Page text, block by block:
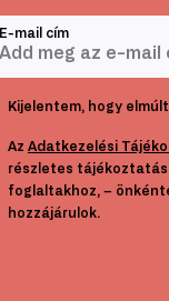
E-mail cím
Kijelentem, hogy
Az Adatkezelési
részletes
foglaltakhoz, –
hozzájárulok.